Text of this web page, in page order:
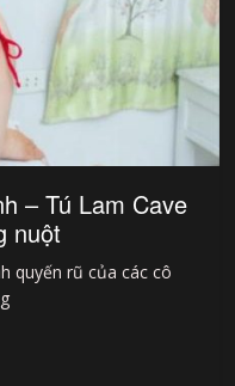
– Tú Lam Cave
nuột
quyến rũ của các cô